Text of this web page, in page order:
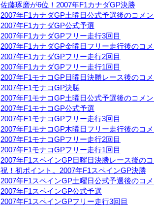
佐藤琢磨が6位！2007年F1カナダGP決勝
2007年F1カナダGP土曜日公式予選後のコメ
2007年F1カナダGP公式予選
2007年F1カナダGPフリー走行3回目
2007年F1カナダGP金曜日フリー走行後のコ
2007年F1カナダGPフリー走行2回目
2007年F1カナダGPフリー走行1回目
2007年F1モナコGP日曜日決勝レース後のコ
2007年F1モナコGP決勝
2007年F1モナコGP土曜日公式予選後のコメ
2007年F1モナコGP公式予選
2007年F1モナコGPフリー走行3回目
2007年F1モナコGP木曜日フリー走行後のコ
2007年F1モナコGPフリー走行2回目
2007年F1モナコGPフリー走行1回目
2007年F1スペインGP日曜日決勝レース後の
祝！初ポイント。2007年F1スペインGP決勝
2007年F1スペインGP土曜日公式予選後のコ
2007年F1スペインGP公式予選
2007年F1スペインGPフリー走行3回目